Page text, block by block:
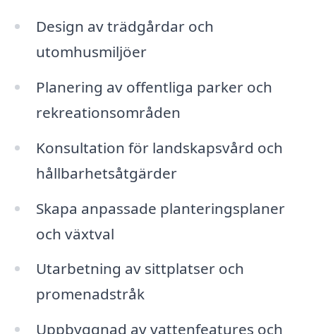
Design av trädgårdar och
utomhusmiljöer
Planering av offentliga parker och
rekreationsområden
Konsultation för landskapsvård och
hållbarhetsåtgärder
Skapa anpassade planteringsplaner
och växtval
Utarbetning av sittplatser och
promenadstråk
Uppbyggnad av vattenfeatures och